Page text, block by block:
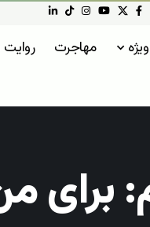
مهاجرت
برای